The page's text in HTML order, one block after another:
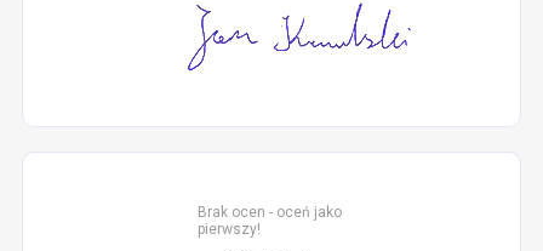
Brak ocen - oceń jako
pierwszy!